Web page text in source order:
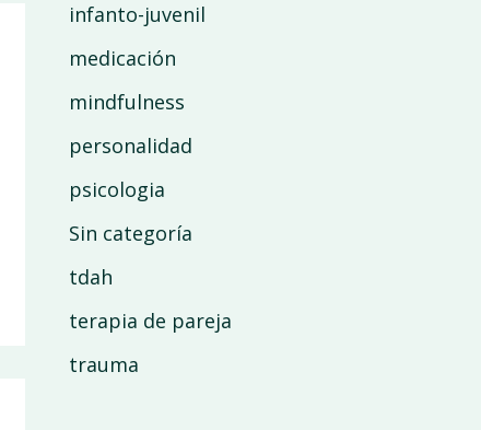
infanto-juvenil
medicación
mindfulness
personalidad
psicologia
Sin categoría
tdah
terapia de pareja
trauma